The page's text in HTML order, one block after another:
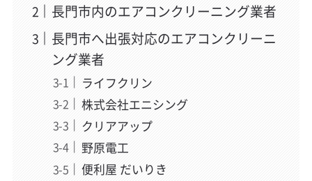
長門市内のエアコンクリーニング業者
長門市へ出張対応のエアコンクリーニ
ング業者
ライフクリン
株式会社エニシング
クリアアップ
野原電工
便利屋 だいりき